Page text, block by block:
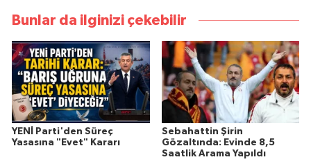
Bunlar da ilginizi çekebilir
YENİ Parti'den Süreç
Yasasına "Evet" Kararı
Sebahattin Şirin
Gözaltında: Evinde 8,5
Saatlik Arama Yapıldı